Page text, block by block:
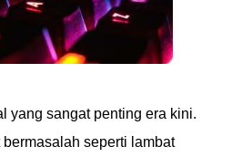
yang sangat penting era kini.
seperti lambat